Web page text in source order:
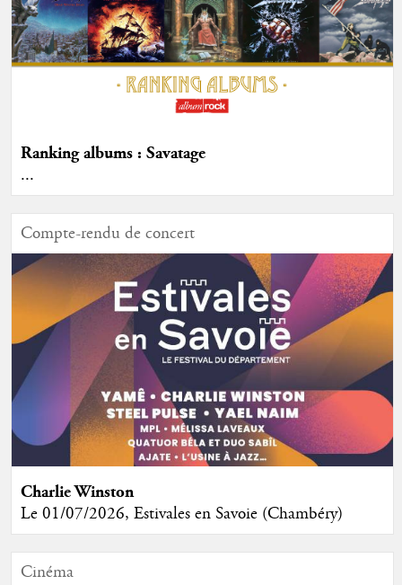
Ranking albums : Savatage
...
Compte-rendu de concert
Charlie Winston
Le 01/07/2026, Estivales en Savoie (Chambéry)
Cinéma